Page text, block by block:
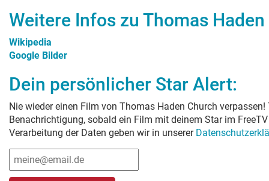
Weitere Infos zu Thomas
Wikipedia
Google Bilder
Dein persönlicher Star Alert:
Nie wieder einen Film von Thomas Haden Church verpassen!
Benachrichtigung, sobald ein Film mit deinem Star im
Verarbeitung der Daten geben wir in unserer